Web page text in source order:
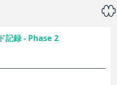
記録 - Phase 2